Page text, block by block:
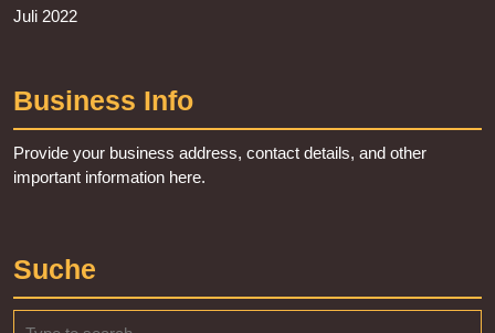
Juli 2022
Business Info
Provide your business address, contact details, and other
important information here.
Suche